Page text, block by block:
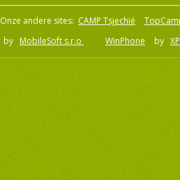
Onze andere sites: CAMP Tsjechië
by MobileSoft s.r.o WinPhone by